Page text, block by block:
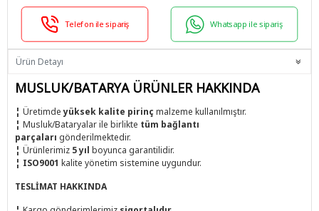
Telefon ile sipariş Whatsapp ile sipariş
Ürün Detayı
MUSLUK/BATARYA ÜRÜNLER HAKKINDA
¦ Üretimdeyüksek kalite pirinç malzeme kullanılmıştır.
¦ Musluk/Bataryalar ile birlikte tüm bağlantı
parçaları gönderilmektedir.
¦ Ürünlerimiz 5 yıl boyunca garantilidir.
¦ ISO9001 kalite yönetim sistemine uygundur.
TESLİMAT HAKKINDA